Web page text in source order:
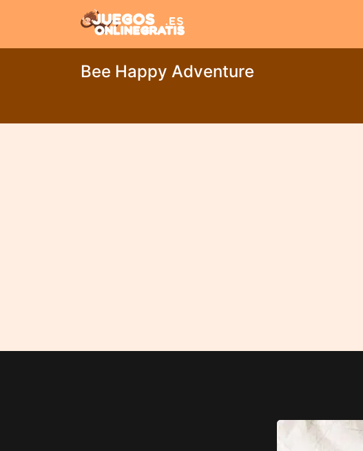
Bee Happy Adventure